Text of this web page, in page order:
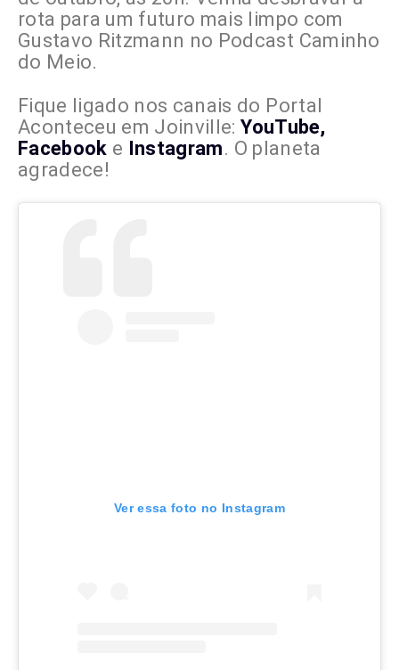
rota para um futuro mais limpo com
Gustavo Ritzmann no Podcast Caminho
do Meio.
Fique ligado nos canais do Portal
Aconteceu em Joinville:YouTube,
Facebook e Instagram. O planeta
agradece!
Ver essa foto no Instagram